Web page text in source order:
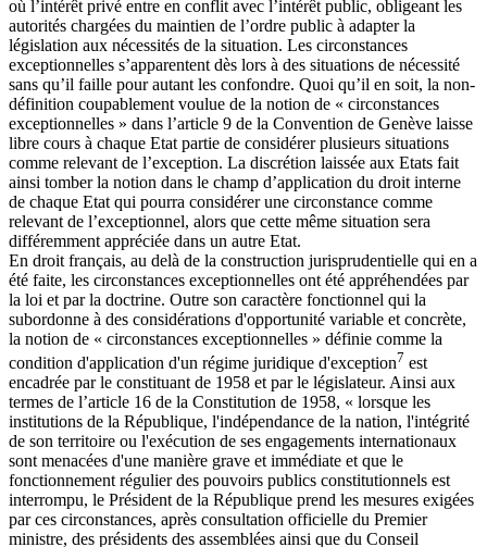
où l’intérêt privé entre en conflit avec l’intérêt public, obligeant les
autorités chargées du maintien de l’ordre public à adapter la
législation aux nécessités de la situation. Les circonstances
exceptionnelles s’apparentent dès lors à des situations de nécessité
sans qu’il faille pour autant les confondre. Quoi qu’il en soit, la non-
définition coupablement voulue de la notion de « circonstances
exceptionnelles » dans l’article 9 de la Convention de Genève laisse
libre cours à chaque Etat partie de considérer plusieurs situations
comme relevant de l’exception. La discrétion laissée aux Etats fait
ainsi tomber la notion dans le champ d’application du droit interne
de chaque Etat qui pourra considérer une circonstance comme
relevant de l’exceptionnel, alors que cette même situation sera
différemment appréciée dans un autre Etat.
En droit français, au delà de la construction jurisprudentielle qui en a
été faite, les circonstances exceptionnelles ont été appréhendées par
la loi et par la doctrine. Outre son caractère fonctionnel qui la
subordonne à des considérations d'opportunité variable et concrète,
la notion de « circonstances exceptionnelles » définie comme la
condition d'application d'un régime juridique d'exception7 est
encadrée par le constituant de 1958 et par le législateur. Ainsi aux
termes de l’article 16 de la Constitution de 1958, « lorsque les
institutions de la République, l'indépendance de la nation, l'intégrité
de son territoire ou l'exécution de ses engagements internationaux
sont menacées d'une manière grave et immédiate et que le
fonctionnement régulier des pouvoirs publics constitutionnels est
interrompu, le Président de la République prend les mesures exigées
par ces circonstances, après consultation officielle du Premier
ministre, des présidents des assemblées ainsi que du Conseil